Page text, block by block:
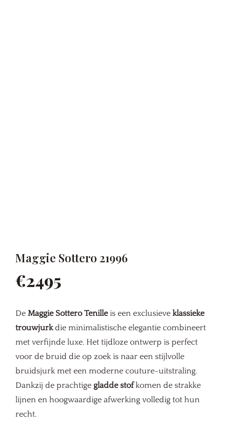
Maggie Sottero 21996
€2495
De Maggie Sottero Tenilleis een exclusieve klassieke
trouwjurkdie minimalistische elegantie combineert
met verfijnde luxe. Het tijdloze ontwerp is perfect
voor de bruid die op zoek is naar een stijlvolle
bruidsjurk met een moderne couture-uitstraling.
Dankzij de prachtige gladde stofkomen de strakke
lijnen en hoogwaardige afwerking volledig tot hun
recht.